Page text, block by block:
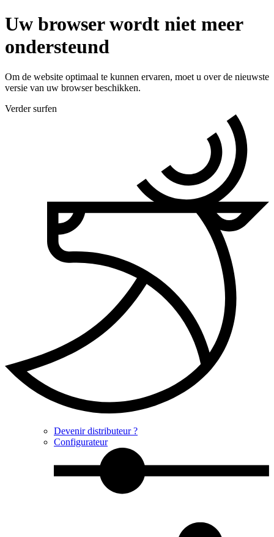
Uw browser wordt niet meer
ondersteund
Om de website optimaal te kunnen ervaren, moet u over de nieuwste
versie van uw browser beschikken.
Verder surfen
Devenir distributeur ?
Configurateur